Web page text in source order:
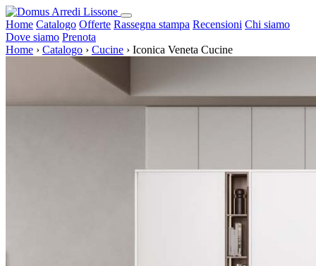
Home Catalogo Offerte Rassegna stampa Recensioni Chi siamo
Dove siamo Prenota
Home › Catalogo › Cucine › Iconica Veneta Cucine